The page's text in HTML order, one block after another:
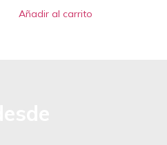
Añadir al carrito